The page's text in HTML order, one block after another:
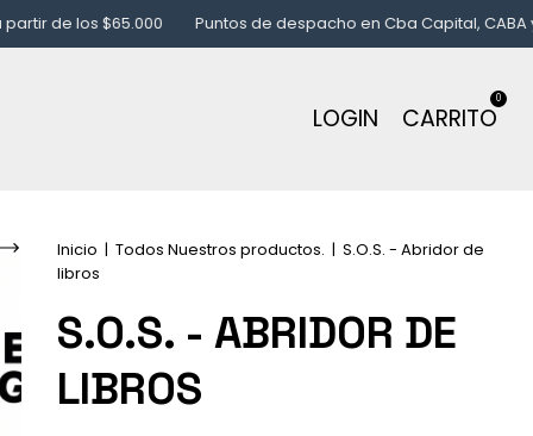
$65.000 Puntos de despacho en Cba Capital, CABA y GBA
LOGIN CARRITO
0
Inicio | Todos Nuestros productos. | S.O.S. - Abridor de
libros
S.O.S. - ABRIDOR DE
LIBROS